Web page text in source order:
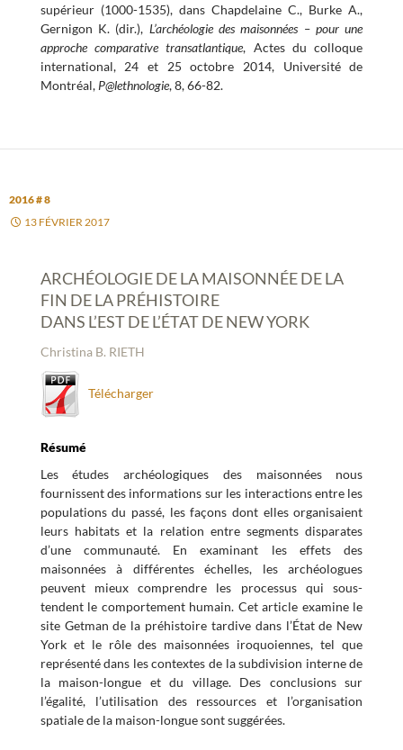
supérieur (1000-1535), dans Chapdelaine C., Burke A.,
Gernigon K. (dir.), L’archéologie des maisonnées – pour une
approche comparative transatlantique, Actes du colloque
international, 24 et 25 octobre 2014, Université de
Montréal, P@lethnologie, 8, 66-82.
2016 # 8
13 FÉVRIER 2017
ARCHÉOLOGIE DE LA MAISONNÉE DE LA
FIN DE LA PRÉHISTOIRE
DANS L’EST DE L’ÉTAT DE NEW YORK
Christina B. RIETH
Télécharger
Résumé
Les études archéologiques des maisonnées nous
fournissent des informations sur les interactions entre les
populations du passé, les façons dont elles organisaient
leurs habitats et la relation entre segments disparates
d’une communauté. En examinant les effets des
maisonnées à différentes échelles, les archéologues
peuvent mieux comprendre les processus qui sous-
tendent le comportement humain. Cet article examine le
site Getman de la préhistoire tardive dans l’État de New
York et le rôle des maisonnées iroquoiennes, tel que
représenté dans les contextes de la subdivision interne de
la maison-longue et du village. Des conclusions sur
l’égalité, l’utilisation des ressources et l’organisation
spatiale de la maison-longue sont suggérées.